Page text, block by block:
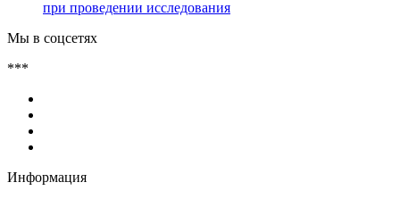
при проведении исследования
Мы в соцсетях
***
Информация